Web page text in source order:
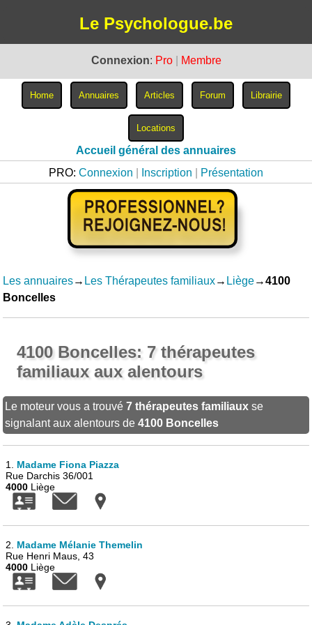
Le Psychologue.be
Connexion: Pro Membre
Accueil général des annuaires
PRO: Connexion Inscription Présentation
Les annuaires→ Les Thérapeutes familiaux→ Liège→4100
Boncelles
4100 Boncelles: 7 thérapeutes
familiaux aux alentours
Le moteur vous a trouvé7 thérapeutes familiaux se
signalant aux alentours de4100 Boncelles
1. Madame Fiona Piazza
Rue Darchis 36/001
4000 Liège
2. Madame Mélanie Themelin
Rue Henri Maus, 43
4000 Liège